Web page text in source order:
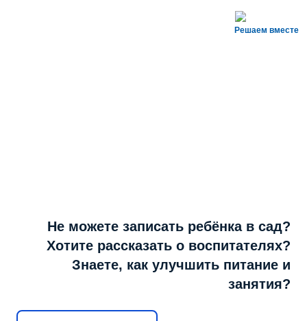
Решаем вместе
Не можете записать ребёнка в сад?
Хотите рассказать о воспитателях?
Знаете, как улучшить питание и
занятия?